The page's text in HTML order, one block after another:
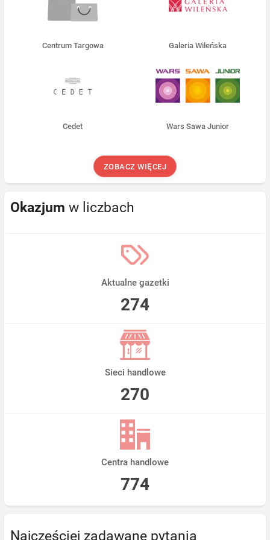
Centrum Targowa Galeria Wileńska
Cedet Wars Sawa Junior
ZOBACZ WIĘCEJ
Okazjum w liczbach
Aktualne gazetki
274
Sieci handlowe
270
Centra handlowe
774
Najczęściej zadawane pytania